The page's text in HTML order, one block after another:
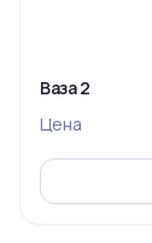
Ваза 2
Цена